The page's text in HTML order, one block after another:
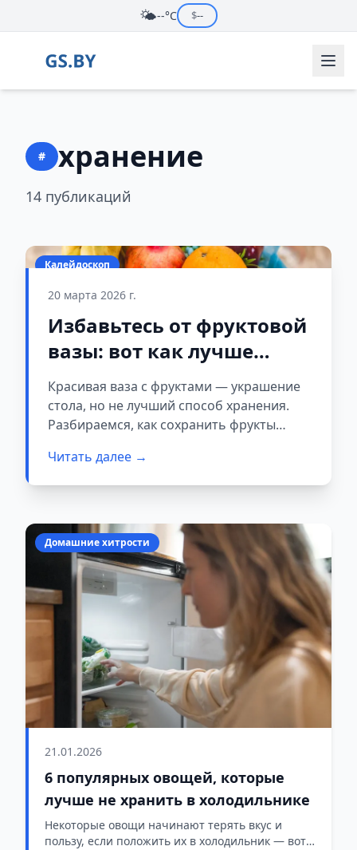
🌤️--°C $--
# хранение
14 публикаций
Калейдоскоп
20 марта 2026 г.
Избавьтесь от фруктовой
вазы: вот как лучше
хранить фрукты
Красивая ваза с фруктами — украшение
стола, но не лучший способ хранения.
Разбираемся, как сохранить фрукты
Читать далее →
Домашние хитрости
21.01.2026
6 популярных овощей, которые
лучше не хранить в холодильнике
Некоторые овощи начинают терять вкус и
пользу, если положить их в холодильник — вот